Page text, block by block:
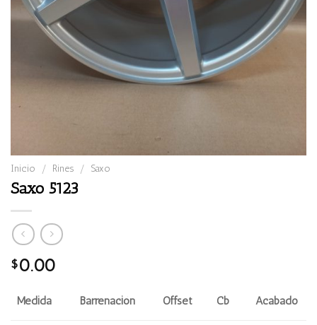
Inicio / Rines / Saxo
Saxo 5123
$0.00
Medida Barrenación Offset Cb Acabado